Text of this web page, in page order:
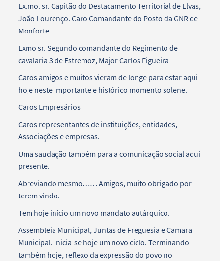
Ex.mo. sr. Capitão do Destacamento Territorial de Elvas,
João Lourenço. Caro Comandante do Posto da GNR de
Monforte
Exmo sr. Segundo comandante do Regimento de
cavalaria 3 de Estremoz, Major Carlos Figueira
Caros amigos e muitos vieram de longe para estar aqui
hoje neste importante e histórico momento solene.
Caros Empresários
Caros representantes de instituições, entidades,
Associações e empresas.
Uma saudação também para a comunicação social aqui
presente.
Abreviando mesmo…… Amigos, muito obrigado por
terem vindo.
Tem hoje início um novo mandato autárquico.
Assembleia Municipal, Juntas de Freguesia e Camara
Municipal. Inicia-se hoje um novo ciclo. Terminando
também hoje, reflexo da expressão do povo no